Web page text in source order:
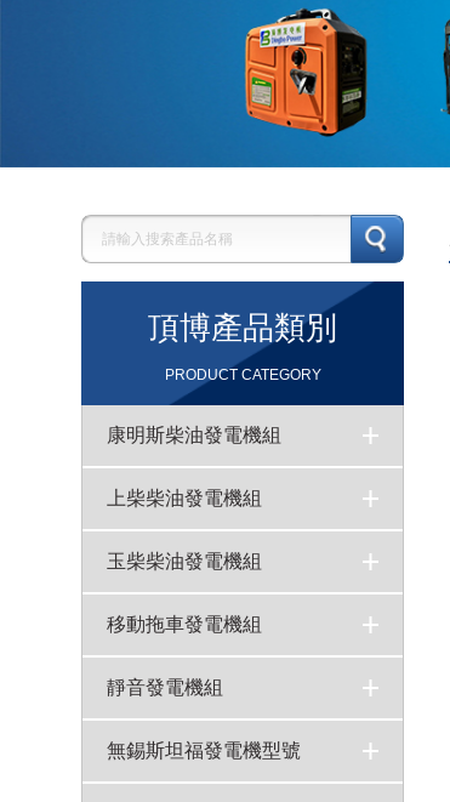
頂博產品類別
PRODUCT CATEGORY
康明斯柴油發電機組
>
>
>
>
>
>
>
>
上柴柴油發電機組
上柴發電機組 >
>
>
>
>
>
>
玉柴柴油發電機組
玉柴發電機組 >
>
>
>
>
>
>
移動拖車發電機組
移動式發電機組 >
靜音發電機組
靜音發電機組 >
無錫斯坦福發電機型號